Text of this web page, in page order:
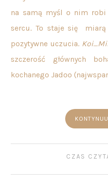
na samą myśl o nim
sercu. To staje się
pozytywne uczucia.
szczerość głównych
kochanego Jadoo
CZAS